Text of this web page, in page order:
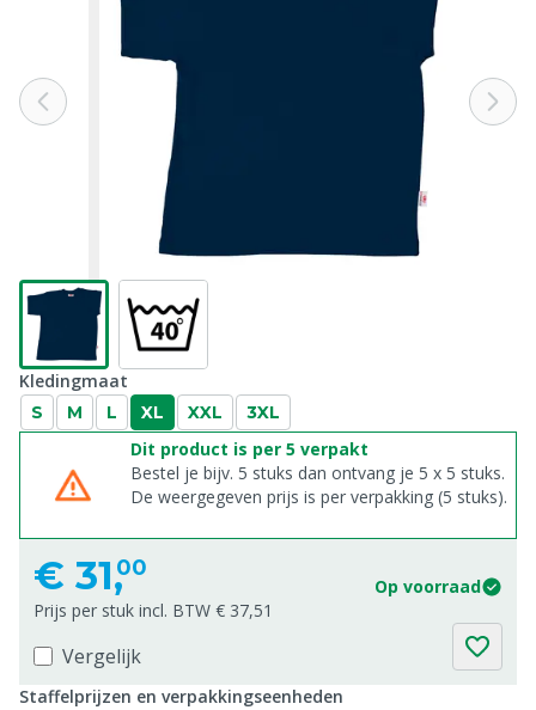
Kledingmaat
S M L XL XXL 3XL
Dit product is per 5 verpakt
Bestel je bijv. 5 stuks dan ontvang je 5 x 5 stuks.
De weergegeven prijs is per verpakking (5 stuks).
€ 31,00
Op voorraad
Prijs per stuk incl. BTW € 37,51
Vergelijk
Staffelprijzen en verpakkingseenheden